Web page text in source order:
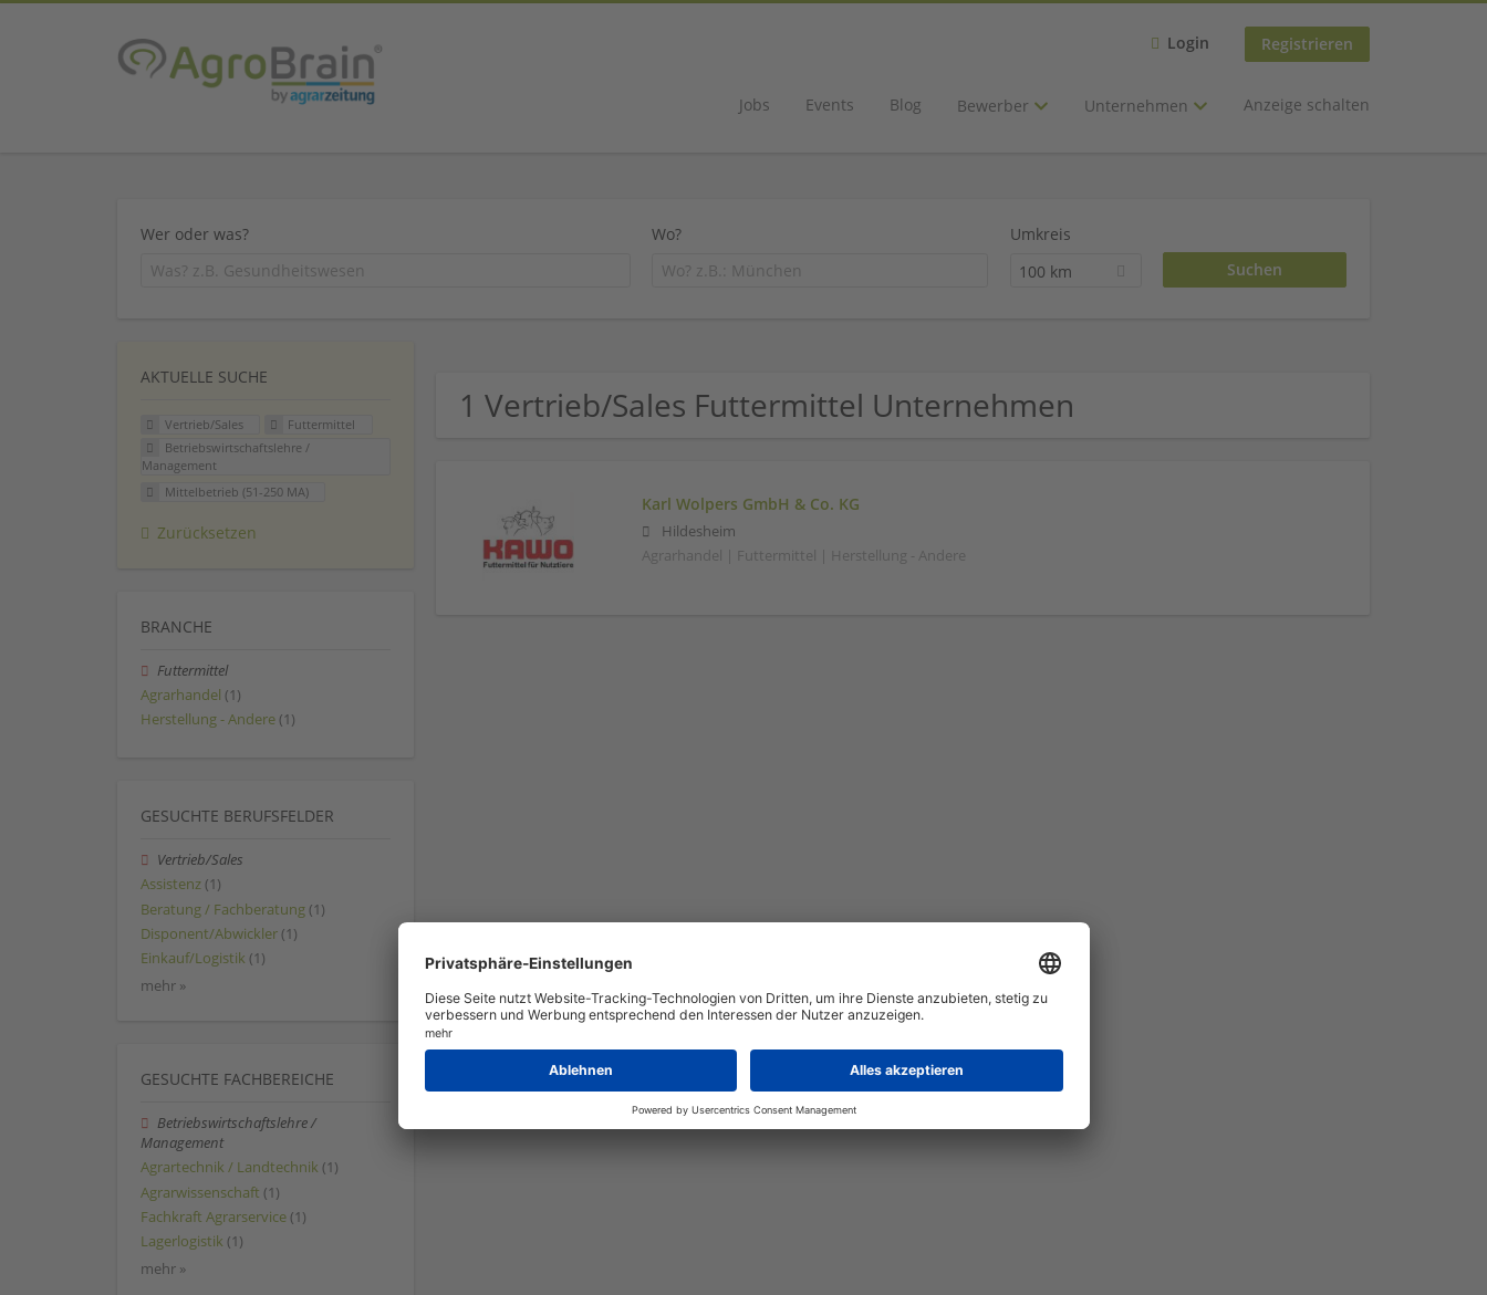
Login Registrieren
Jobs Events Blog Bewerber Unternehmen Anzeige schalten
Wer oder was? Wo?
Umkreis
100 km
1 Vertrieb/Sales Futtermittel Unternehmen
Karl Wolpers GmbH & Co. KG
Hildesheim
Agrarhandel | Futtermittel | Herstellung - Andere
AKTUELLE SUCHE
Vertrieb/Sales
Futtermittel
Betriebswirtschaftslehre /
Management
Mittelbetrieb (51-250 MA)
Zurücksetzen
BRANCHE
Futtermittel
Agrarhandel (1)
Herstellung - Andere (1)
GESUCHTE BERUFSFELDER
Vertrieb/Sales
Assistenz (1)
Beratung / Fachberatung (1)
Disponent/Abwickler (1)
Einkauf/Logistik (1)
mehr »
GESUCHTE FACHBEREICHE
Betriebswirtschaftslehre /
Management
Agrartechnik / Landtechnik (1)
Agrarwissenschaft (1)
Fachkraft Agrarservice (1)
Lagerlogistik (1)
mehr »